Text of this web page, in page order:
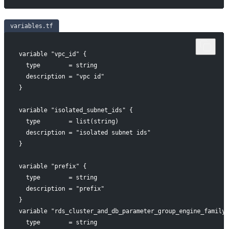
variables.tf
variable "vpc_id" {
  type        = string
  description = "vpc id"
}
variable "isolated_subnet_ids" {
  type        = list(string)
  description = "isolated subnet ids"
}
variable "prefix" {
  type        = string
  description = "prefix"
}
variable
  type        = string